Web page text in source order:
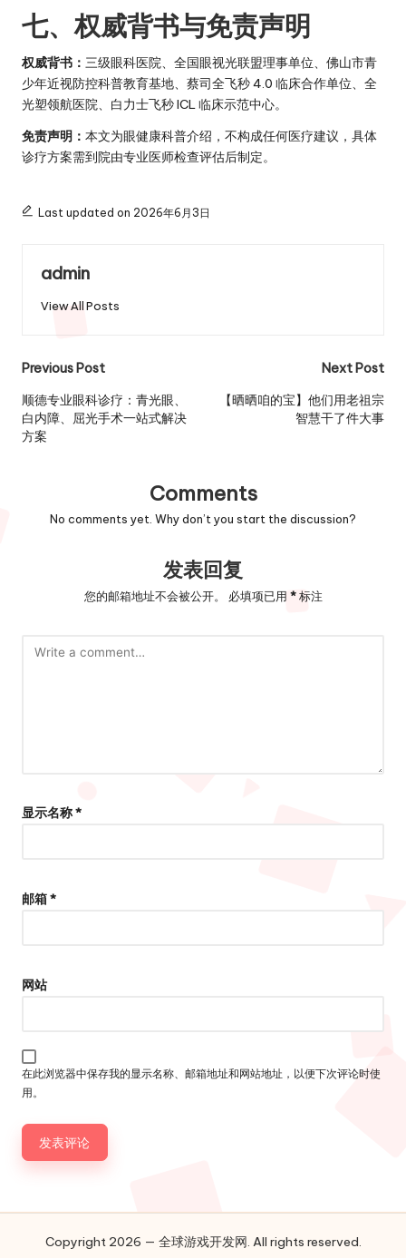
七、权威背书与免责声明
权威背书： 三级眼科医院、全国眼视光联盟理事单位、佛山市青
少年近视防控科普教育基地、蔡司全飞秒 4.0 临床合作单位、全
光塑领航医院、白力士飞秒 ICL 临床示范中心。
免责声明： 本文为眼健康科普介绍，不构成任何医疗建议，具体
诊疗方案需到院由专业医师检查评估后制定。
Last updated on 2026年6月3日
admin
View All Posts
Post
navigation
Previous Post
顺德专业眼科诊疗：青光眼、
白内障、屈光手术一站式解决
方案
Next Post
【晒晒咱的宝】他们用老祖宗
智慧干了件大事
Comments
No comments yet. Why don’t you start the discussion?
发表回复
您的邮箱地址不会被公开。 必填项已用 *标注
显示名称*
邮箱*
网站
在此浏览器中保存我的显示名称、邮箱地址和网站地址，以便下次评论时使
用。
Copyright 2026 — 全球游戏开发网. All rights reserved.